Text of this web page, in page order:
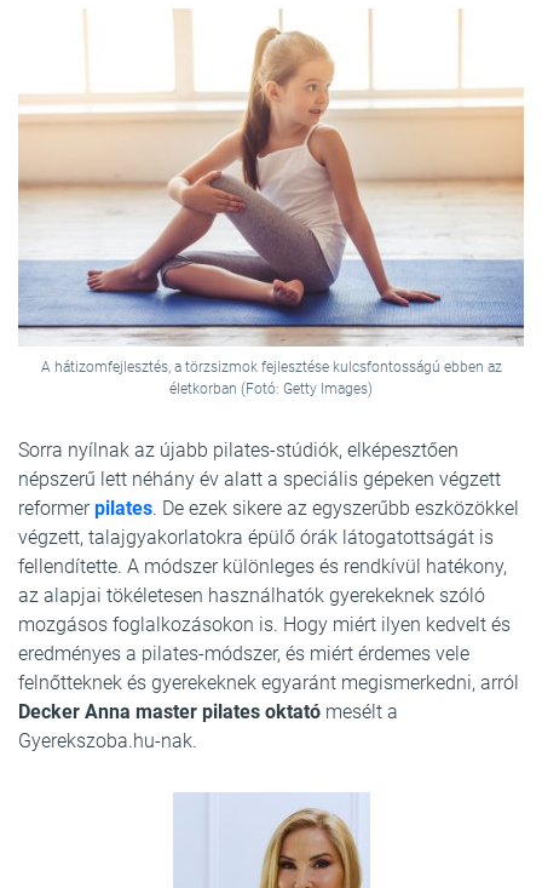
A hátizomfejlesztés, a törzsizmok fejlesztése kulcsfontosságú ebben az
életkorban (Fotó: Getty Images)
Sorra nyílnak az újabb pilates-stúdiók, elképesztően
népszerű lett néhány év alatt a speciális gépeken végzett
reformerpilates. De ezek sikere az egyszerűbb eszközökkel
végzett, talajgyakorlatokra épülő órák látogatottságát is
fellendítette. A módszer különleges és rendkívül hatékony,
az alapjai tökéletesen használhatók gyerekeknek szóló
mozgásos foglalkozásokon is. Hogy miért ilyen kedvelt és
eredményes a pilates-módszer, és miért érdemes vele
felnőtteknek és gyerekeknek egyaránt megismerkedni, arról
Decker Anna master pilates oktató mesélt a
Gyerekszoba.hu-nak.